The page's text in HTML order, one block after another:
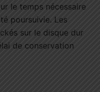
le temps nécessaire
poursuivie. Les
sur le disque dur
de conservation